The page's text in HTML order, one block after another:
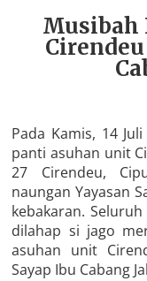
Musibah
Pada Kamis, 14
panti asuhan unit
27 Cirendeu,
naungan Yayasan
kebakaran.
dilahap si jago
asuhan unit
Sayap Ibu Cabang